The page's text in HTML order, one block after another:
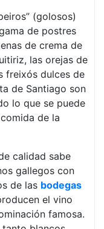
(golosos)
de postres
de crema de
las orejas de
freixós dulces de
de Santiago son
lo que se puede
de la
calidad sabe
gallegos con
de las bodegas
el vino
famosa.